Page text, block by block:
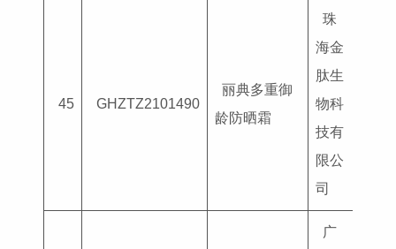
45 GHZTZ2101490
丽典多重御
龄防晒霜
珠
海金
肽生
物科
技有
限公
司
广